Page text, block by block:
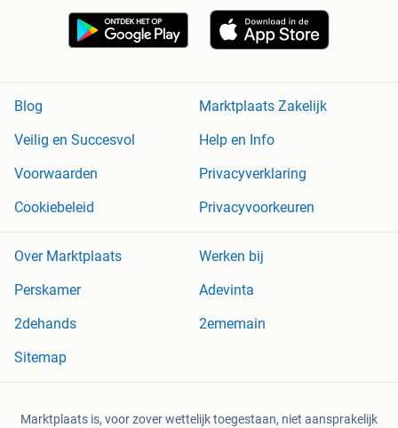
Blog
Marktplaats Zakelijk
Veilig en Succesvol
Help en Info
Voorwaarden
Privacyverklaring
Cookiebeleid
Privacyvoorkeuren
Over Marktplaats
Werken bij
Perskamer
Adevinta
2dehands
2ememain
Sitemap
Marktplaats is, voor zover wettelijk toegestaan, niet aansprakelijk